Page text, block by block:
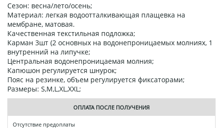
Сезон: весна/лето/осень;
Материал: легкая водоотталкивающая плащевка на
мембране, матовая.
Качественная текстильная подложка;
Карман 3шт (2 основных на водонепроницаемых молниях, 1
внутренний на липучке;
Центральная водонепроницаемая молния;
Капюшон регулируется шнурок;
Пояс на резинке, объем регулируется фиксаторами;
Размеры: S,M,L,XL,XXL;
ОПЛАТА ПОСЛЕ ПОЛУЧЕНИЯ
Отсутствие предоплаты